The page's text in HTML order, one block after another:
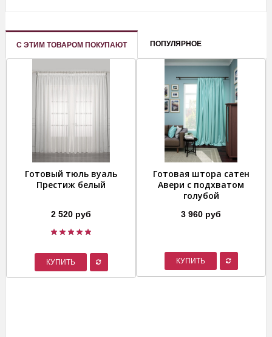
С ЭТИМ ТОВАРОМ ПОКУПАЮТ ПОПУЛЯРНОЕ
Готовый тюль вуаль
Престиж белый
2 520 руб
КУПИТЬ
Готовая штора сатен
Авери с подхватом
голубой
3 960 руб
КУПИТЬ